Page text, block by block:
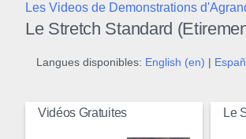
Les Videos de Demonstrations
Le Stretch Standard
Langues disponibles: English (en)
Vidéos Gratuites Le